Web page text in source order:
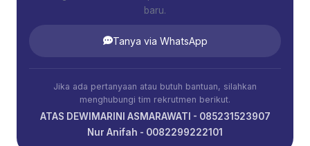
baru.
Tanya via WhatsApp
Jika ada pertanyaan atau butuh bantuan, silahkan
menghubungi tim rekrutmen berikut.
ATAS DEWIMARINI ASMARAWATI - 085231523907
Nur Anifah - 0082299222101